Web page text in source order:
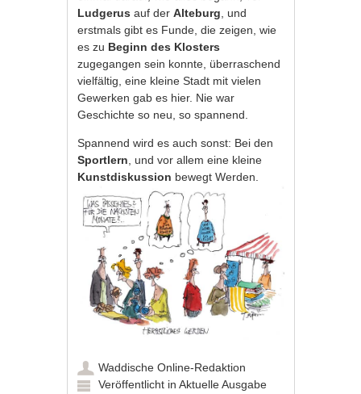
Ludgerus auf derAlteburg , und
erstmals gibt es Funde, die zeigen, wie
es zu Beginn des Klosters
zugegangen sein konnte, überraschend
vielfältig, eine kleine Stadt mit vielen
Gewerken gab es hier. Nie war
Geschichte so neu, so spannend.
Spannend wird es auch sonst: Bei den
Sportlern , und vor allem eine kleine
Kunstdiskussion bewegt Werden.
Waddische Online-Redaktion
Veröffentlicht inAktuelle Ausgabe